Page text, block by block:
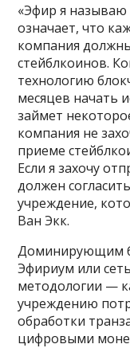
«Эфир я называю
означает, что
компания
стейблкоинов.
технологию
месяцев начать
займет
компания не
приеме
Если я захочу
должен
учреждение,
Ван Экк.
Доминирующим
Эфириум или
методологии —
учреждению
обработки
цифровыми